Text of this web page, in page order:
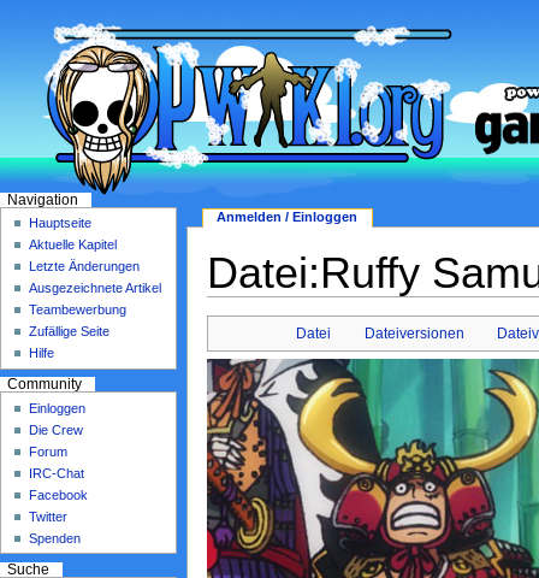
Datei:Ruffy
Datei Dateiversionen
Anmelden / Einloggen
Navigation
Hauptseite
Aktuelle Kapitel
Letzte Änderungen
Ausgezeichnete Artikel
Teambewerbung
Zufällige Seite
Hilfe
Community
Einloggen
Die Crew
Forum
IRC-Chat
Facebook
Twitter
Spenden
Suche